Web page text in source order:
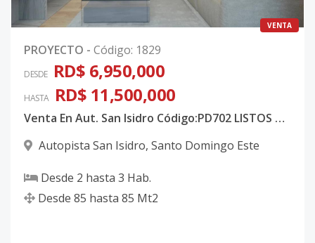
VENTA
PROYECTO - Código: 1829
DESDE RD$ 6,950,000
HASTA RD$ 11,500,000
Venta En Aut. San Isidro Código:PD702 LISTOS Y EN CONSTRUCCION ● Entregas: - 1ra etapa - Entrega Inmediata
Autopista San Isidro, Santo Domingo Este
Desde 2 hasta 3 Hab.
Desde 85 hasta 85 Mt2